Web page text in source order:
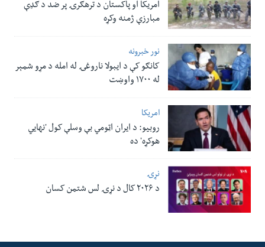
امریکا او پاکستان د ترهګرۍ پر ضد د ګډې
مبارزې ژمنه وکړه
نور خبرونه
کانګو کې د ایبولا ناروغۍ له امله د مړو شمېر
له ۱۷۰۰ واوښت
امریکا
روبیو: د ایران اټومي بې وسلې کول 'نهايي
هوکړه' ده
نړۍ
د ۲۰۲۶ کال د نړۍ لس شتمن کسان